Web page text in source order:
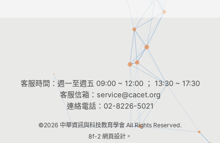
客服時間：週一至週五 09:00 ~ 12:00 ； 13:30 ~ 17:30
客服信箱： service@cacet.org
連絡電話： 02-8226-5021
©2026 中華資訊與科技教育學會All Rights Reserved.
8f-2 網頁設計。